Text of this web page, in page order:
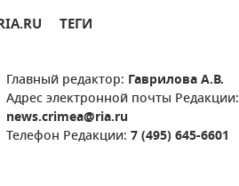
ТЕГИ
Главный редактор: Гаврилова А.В.
Адрес электронной почты Редакции:
news.crimea@ria.ru
Телефон Редакции: 7 (495) 645-6601